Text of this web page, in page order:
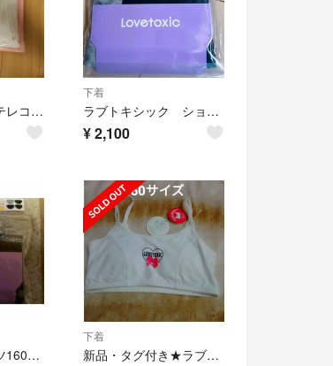
ラブトキシック テレコタンクトップ 160センチ
下着
ラブトキシック ショーツ 4点セット 150
¥2,100
Lovetoxicショーツ160cm4点セット
下着
新品・タグ付き★ラブトキシック・パット入りインナー 160サイズ